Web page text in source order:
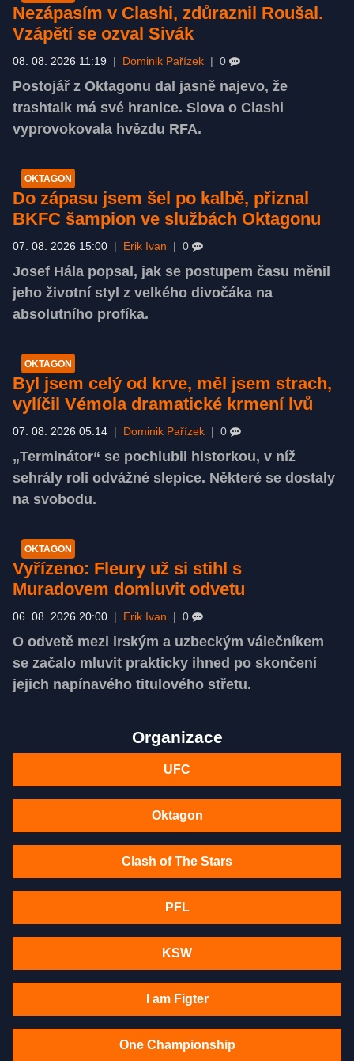
Nezápasím v Clashi, zdůraznil Roušal.
Vzápětí se ozval Sivák
08. 08. 2026 11:19 Dominik Pařízek 0
Postojář z Oktagonu dal jasně najevo, že
trashtalk má své hranice. Slova o Clashi
vyprovokovala hvězdu RFA.
OKTAGON
Do zápasu jsem šel po kalbě, přiznal
BKFC šampion ve službách Oktagonu
07. 08. 2026 15:00 Erik Ivan 0
Josef Hála popsal, jak se postupem času měnil
jeho životní styl z velkého divočáka na
absolutního profíka.
OKTAGON
Byl jsem celý od krve, měl jsem strach,
vylíčil Vémola dramatické krmení lvů
07. 08. 2026 05:14 Dominik Pařízek 0
„Terminátor“ se pochlubil historkou, v níž
sehrály roli odvážné slepice. Některé se dostaly
na svobodu.
OKTAGON
Vyřízeno: Fleury už si stihl s
Muradovem domluvit odvetu
06. 08. 2026 20:00 Erik Ivan 0
O odvetě mezi irským a uzbeckým válečníkem
se začalo mluvit prakticky ihned po skončení
jejich napínavého titulového střetu.
Organizace
UFC
Oktagon
Clash of The Stars
PFL
KSW
I am Figter
One Championship